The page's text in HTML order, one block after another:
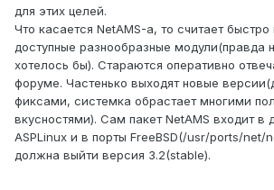
для этих целей.
Что касается NetAMS-а, то считает
доступные разнообразные модули(правда
хотелось бы). Стараются оперативно
форуме. Частенько выходят новые
фиксами, системка обрастает многими
вкусностями). Сам пакет NetAMS входит в
ASPLinux и в порты FreeBSD(/usr/ports/net/
должна выйти версия 3.2(stable).